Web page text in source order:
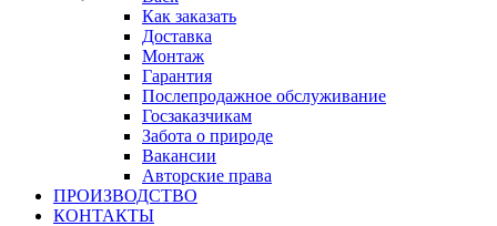
Как заказать
Доставка
Монтаж
Гарантия
Послепродажное обслуживание
Госзаказчикам
Забота о природе
Вакансии
Авторские права
ПРОИЗВОДСТВО
КОНТАКТЫ